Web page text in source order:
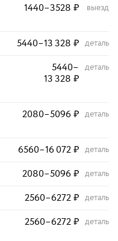
1440–3528 ₽ выезд
5440–13 328 ₽ деталь
5440–
13 328 ₽
деталь
2080–5096₽ деталь
6560–16 072₽ деталь
2080–5096₽ деталь
2560–6272₽ деталь
2560–6272₽ деталь